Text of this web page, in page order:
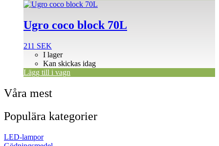
Ugro coco block 70L
211 SEK
I lager
Kan skickas idag
Lägg till i vagn
Våra mest
Populära kategorier
LED-lampor